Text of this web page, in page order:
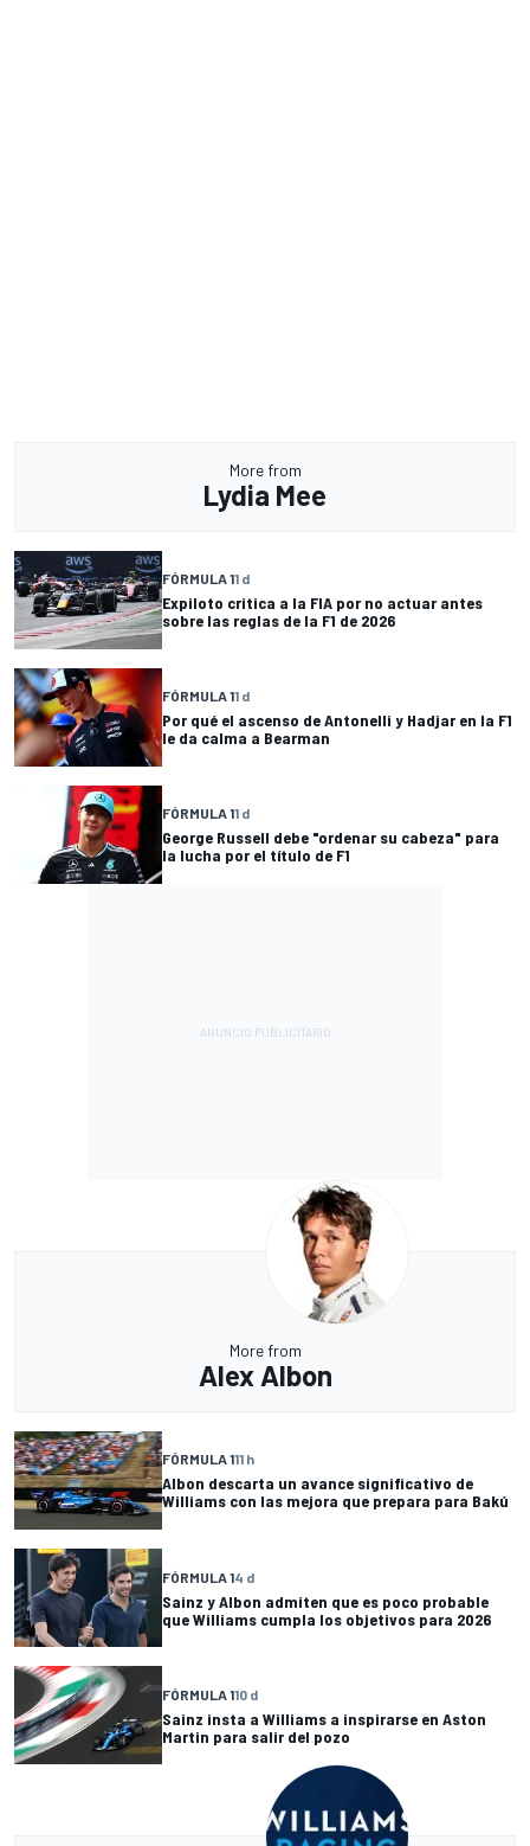
More from
Lydia Mee
FÓRMULA 11 d
Expiloto critica a la FIA por no actuar antes
sobre las reglas de la F1 de 2026
FÓRMULA 11 d
Por qué el ascenso de Antonelli y Hadjar en la F1
le da calma a Bearman
FÓRMULA 11 d
George Russell debe "ordenar su cabeza" para
la lucha por el título de F1
More from
Alex Albon
FÓRMULA 111 h
Albon descarta un avance significativo de
Williams con las mejora que prepara para Bakú
FÓRMULA 14 d
Sainz y Albon admiten que es poco probable
que Williams cumpla los objetivos para 2026
FÓRMULA 110 d
Sainz insta a Williams a inspirarse en Aston
Martin para salir del pozo